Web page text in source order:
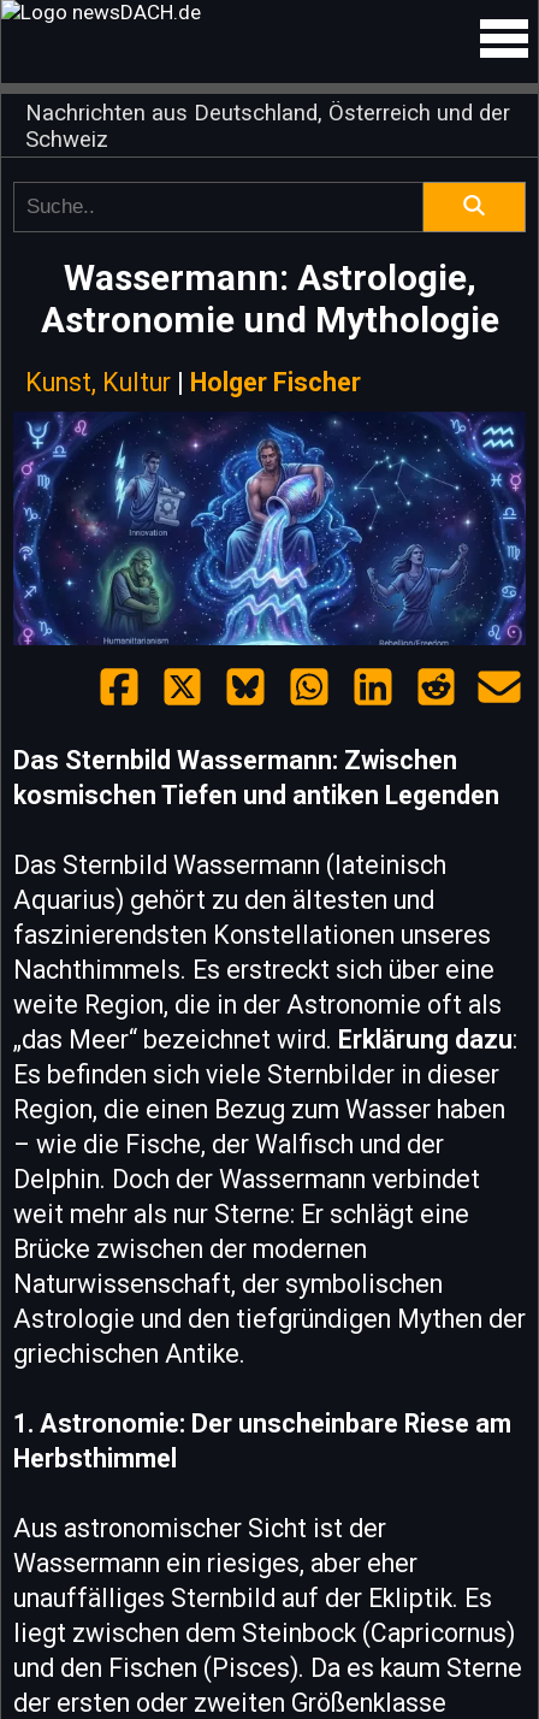
Nachrichten aus Deutschland, Österreich und der
Schweiz
Wassermann: Astrologie,
Astronomie und Mythologie
Kunst, Kultur | Holger Fischer
Das Sternbild Wassermann: Zwischen
kosmischen Tiefen und antiken Legenden
Das Sternbild Wassermann (lateinisch
Aquarius) gehört zu den ältesten und
faszinierendsten Konstellationen unseres
Nachthimmels. Es erstreckt sich über eine
weite Region, die in der Astronomie oft als
„das Meer“ bezeichnet wird. Erklärung dazu:
Es befinden sich viele Sternbilder in dieser
Region, die einen Bezug zum Wasser haben
– wie die Fische, der Walfisch und der
Delphin. Doch der Wassermann verbindet
weit mehr als nur Sterne: Er schlägt eine
Brücke zwischen der modernen
Naturwissenschaft, der symbolischen
Astrologie und den tiefgründigen Mythen der
griechischen Antike.
1. Astronomie: Der unscheinbare Riese am
Herbsthimmel
Aus astronomischer Sicht ist der
Wassermann ein riesiges, aber eher
unauffälliges Sternbild auf der Ekliptik. Es
liegt zwischen dem Steinbock (Capricornus)
und den Fischen (Pisces). Da es kaum Sterne
der ersten oder zweiten Größenklasse